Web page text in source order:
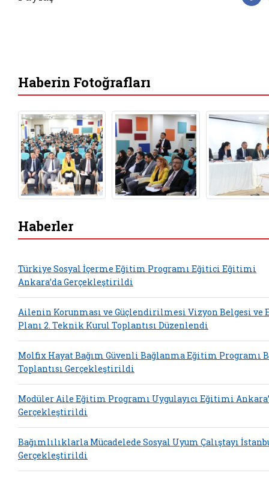
Haberin Fotoğrafları
Haberler
Türkiye Sosyal İçerme Eğitim Programı Eğitici Eğitimi
Ankara’da Gerçekleştirildi
Ailenin Korunması ve Güçlendirilmesi Vizyon Belgesi ve
Planı 2. Teknik Kurul Toplantısı Düzenlendi
Molfix Hayat Bağım Güvenli Bağlanma Eğitim Programı
Toplantısı Gerçekleştirildi
Modüler Aile Eğitim Programı Uygulayıcı Eğitimi
Gerçekleştirildi
Bağımlılıklarla Mücadelede Sosyal Uyum Çalıştayı
Gerçekleştirildi